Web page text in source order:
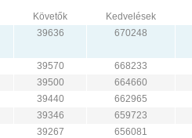
Követők
Kedvelések
39636 670248
39570
668233
39500
664660
39440
662965
39346
659723
39267
656081